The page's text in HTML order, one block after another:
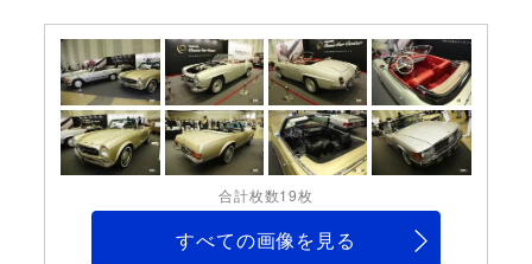
合計枚数19枚
すべての画像を見る